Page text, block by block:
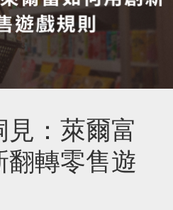
：萊爾富
翻轉零售遊